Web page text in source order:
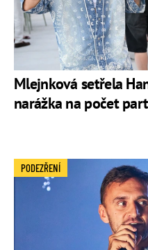
Mlejnková setřela
narážka na počet
PODEZŘENÍ